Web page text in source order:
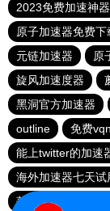
2023免费加速神器
原子加速器免费下
元链加速器
原
旋风加速度器
黑洞官方加速器
outline
免费
能上twitter的加速
海外加速器七天试
落地机